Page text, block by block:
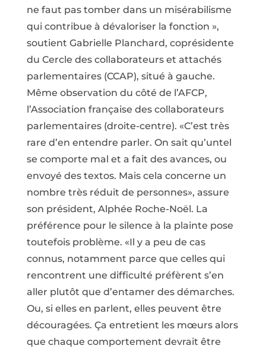
ne faut pas tomber dans un misérabilisme
qui contribue à dévaloriser la fonction »,
soutient Gabrielle Planchard, coprésidente
du Cercle des collaborateurs et attachés
parlementaires (CCAP), situé à gauche.
Même observation du côté de l’AFCP,
l’Association française des collaborateurs
parlementaires (droite-centre). «C’est très
rare d’en entendre parler. On sait qu’untel
se comporte mal et a fait des avances, ou
envoyé des textos. Mais cela concerne un
nombre très réduit de personnes», assure
son président, Alphée Roche-Noël. La
préférence pour le silence à la plainte pose
toutefois problème. «Il y a peu de cas
connus, notamment parce que celles qui
rencontrent une difficulté préfèrent s’en
aller plutôt que d’entamer des démarches.
Ou, si elles en parlent, elles peuvent être
découragées. Ça entretient les mœurs alors
que chaque comportement devrait être